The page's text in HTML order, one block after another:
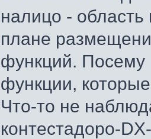
налицо -
плане
функций. Посему
функции,
Что-то не
контестадоро-